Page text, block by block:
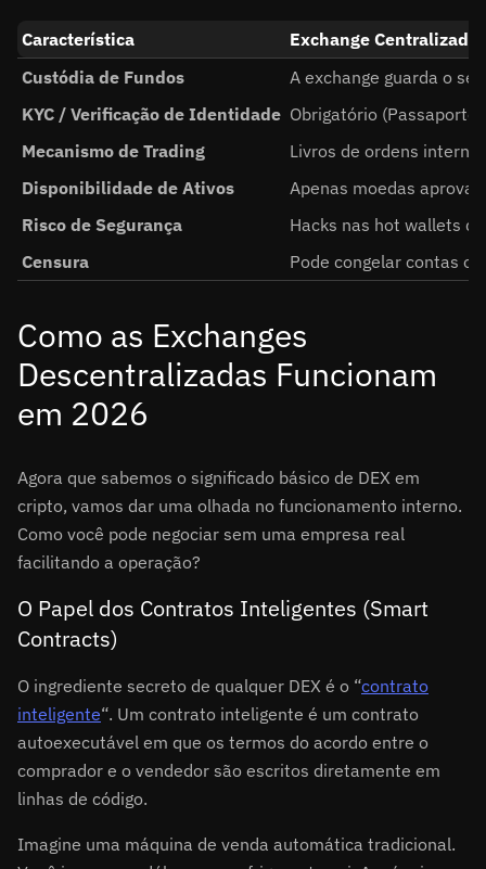
Característica
Exchange Centralizada
Custódia de Fundos
A exchange guarda o
KYC / Verificação de Identidade Obrigatório (Passaporte,
Mecanismo de Trading
Livros de ordens
Disponibilidade de Ativos
Apenas moedas
Risco de Segurança
Hacks nas hot wallets
Censura
Pode congelar contas
Como as Exchanges
Descentralizadas Funcionam
em 2026
Agora que sabemos o significado básico de DEX em
cripto, vamos dar uma olhada no funcionamento interno.
Como você pode negociar sem uma empresa real
facilitando a operação?
O Papel dos Contratos Inteligentes (Smart
Contracts)
O ingrediente secreto de qualquer DEX é o “contrato
inteligente“. Um contrato inteligente é um contrato
autoexecutável em que os termos do acordo entre o
comprador e o vendedor são escritos diretamente em
linhas de código.
Imagine uma máquina de venda automática tradicional.